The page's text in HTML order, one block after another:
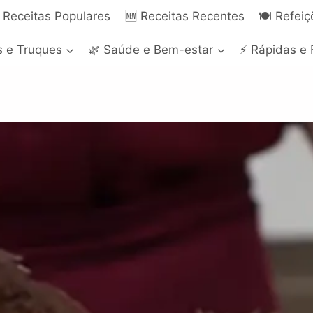
Receitas Populares 🆕 Receitas Recentes 🍽️
e Truques 🌿 Saúde e Bem-estar ⚡ Rápidas e